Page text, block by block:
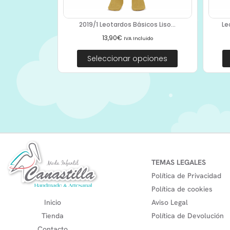
2019/1 Leotardos Básicos Liso...
13,90€ IVA Incluido
Seleccionar opciones
Inicio
Tienda
TEMAS LEGALES
Política de Privacidad
Política de cookies
Aviso Legal
Política de Devolución